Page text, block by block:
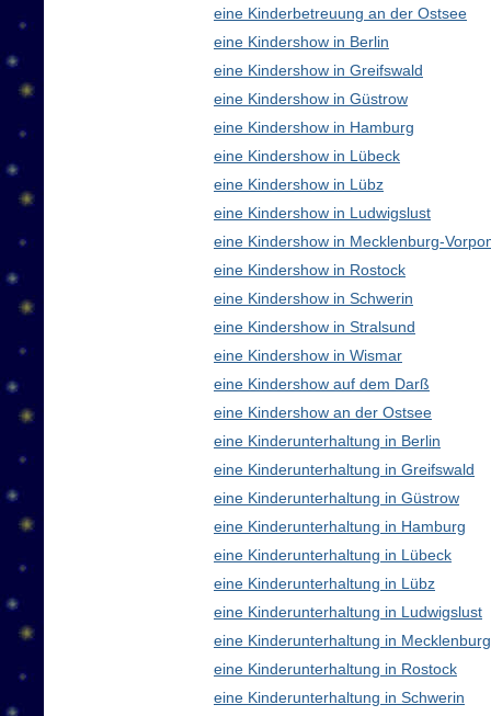
eine Kinderbetreuung an der Ostsee
eine Kindershow in Berlin
eine Kindershow in Greifswald
eine Kindershow in Güstrow
eine Kindershow in Hamburg
eine Kindershow in Lübeck
eine Kindershow in Lübz
eine Kindershow in Ludwigslust
eine Kindershow in Mecklenburg-
eine Kindershow in Rostock
eine Kindershow in Schwerin
eine Kindershow in Stralsund
eine Kindershow in Wismar
eine Kindershow auf dem Darß
eine Kindershow an der Ostsee
eine Kinderunterhaltung in Berlin
eine Kinderunterhaltung in Greifswald
eine Kinderunterhaltung in Güstrow
eine Kinderunterhaltung in Hamburg
eine Kinderunterhaltung in Lübeck
eine Kinderunterhaltung in Lübz
eine Kinderunterhaltung in Ludwigslust
eine Kinderunterhaltung in
eine Kinderunterhaltung in Rostock
eine Kinderunterhaltung in Schwerin